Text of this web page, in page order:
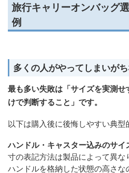
旅行キャリーオンバッグ
例
多くの人がやってしまいが
最も多い失敗は「サイズを実測
けで判断すること」です。
以下は購入後に後悔しやすい典型
ハンドル・キャスター込みのサイ
寸の表記方法は製品によって異な
ハンドルを格納した状態の高さ